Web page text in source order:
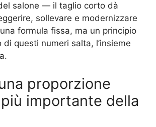
salone — il taglio corto dà
sollevare e modernizzare
formula fissa, ma un principio
di questi numeri salta, l’insieme
proporzione
importante della